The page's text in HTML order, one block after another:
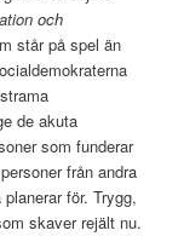
och
står på spel än
de akuta
som funderar
från andra
för. Trygg,
skaver rejält nu.